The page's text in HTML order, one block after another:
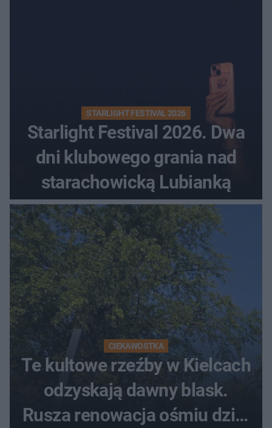
STARLIGHT FESTIVAL 2026
Starlight Festival 2026. Dwa
dni klubowego grania nad
starachowicką Lubianką
CIEKAWOSTKA
Te kultowe rzeźby w Kielcach
odzyskają dawny blask.
Rusza renowacja ośmiu dzieł